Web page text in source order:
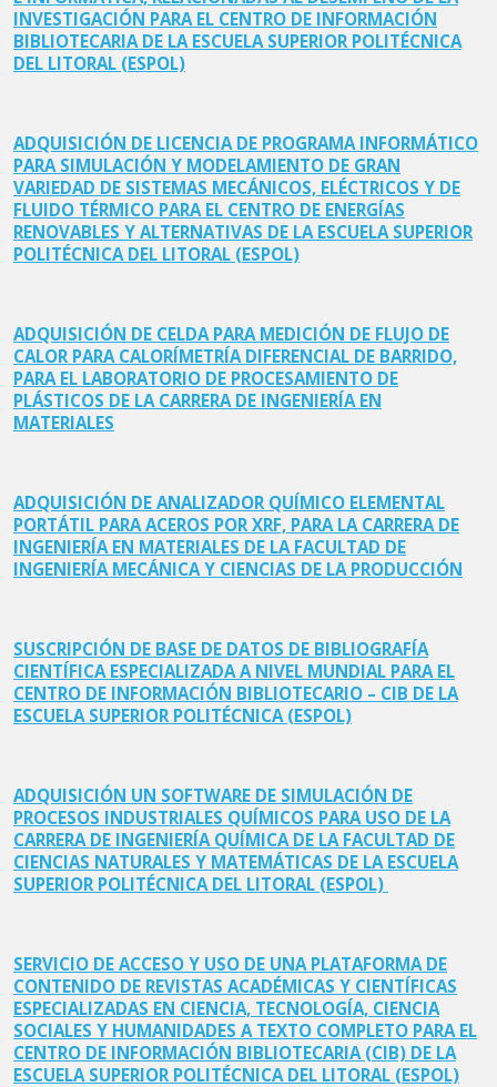
INVESTIGACIÓN PARA EL CENTRO DE INFORMACIÓN
BIBLIOTECARIA DE LA ESCUELA SUPERIOR POLITÉCNICA
DEL LITORAL (ESPOL)
ADQUISICIÓN DE LICENCIA DE PROGRAMA INFORMÁTICO
PARA SIMULACIÓN Y MODELAMIENTO DE GRAN
VARIEDAD DE SISTEMAS MECÁNICOS, ELÉCTRICOS Y DE
FLUIDO TÉRMICO PARA EL CENTRO DE ENERGÍAS
RENOVABLES Y ALTERNATIVAS DE LA ESCUELA SUPERIOR
POLITÉCNICA DEL LITORAL (ESPOL)
ADQUISICIÓN DE CELDA PARA MEDICIÓN DE FLUJO DE
CALOR PARA CALORÍMETRÍA DIFERENCIAL DE BARRIDO,
PARA EL LABORATORIO DE PROCESAMIENTO DE
PLÁSTICOS DE LA CARRERA DE INGENIERÍA EN
MATERIALES
ADQUISICIÓN DE ANALIZADOR QUÍMICO ELEMENTAL
PORTÁTIL PARA ACEROS POR XRF, PARA LA CARRERA DE
INGENIERÍA EN MATERIALES DE LA FACULTAD DE
INGENIERÍA MECÁNICA Y CIENCIAS DE LA PRODUCCIÓN
SUSCRIPCIÓN DE BASE DE DATOS DE BIBLIOGRAFÍA
CIENTÍFICA ESPECIALIZADA A NIVEL MUNDIAL PARA EL
CENTRO DE INFORMACIÓN BIBLIOTECARIO – CIB DE LA
ESCUELA SUPERIOR POLITÉCNICA (ESPOL)
ADQUISICIÓN UN SOFTWARE DE SIMULACIÓN DE
PROCESOS INDUSTRIALES QUÍMICOS PARA USO DE LA
CARRERA DE INGENIERÍA QUÍMICA DE LA FACULTAD DE
CIENCIAS NATURALES Y MATEMÁTICAS DE LA ESCUELA
SUPERIOR POLITÉCNICA DEL LITORAL (ESPOL)
SERVICIO DE ACCESO Y USO DE UNA PLATAFORMA DE
CONTENIDO DE REVISTAS ACADÉMICAS Y CIENTÍFICAS
ESPECIALIZADAS EN CIENCIA, TECNOLOGÍA, CIENCIA
SOCIALES Y HUMANIDADES A TEXTO COMPLETO PARA EL
CENTRO DE INFORMACIÓN BIBLIOTECARIA (CIB) DE LA
ESCUELA SUPERIOR POLITÉCNICA DEL LITORAL (ESPOL)